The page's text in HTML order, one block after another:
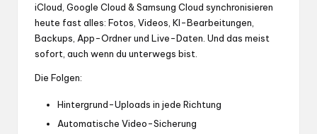
iCloud, Google Cloud & Samsung Cloud synchronisieren
heute fast alles: Fotos, Videos, KI-Bearbeitungen,
Backups, App-Ordner und Live-Daten. Und das meist
sofort, auch wenn du unterwegs bist.
Die Folgen:
Hintergrund-Uploads in jede Richtung
Automatische Video-Sicherung